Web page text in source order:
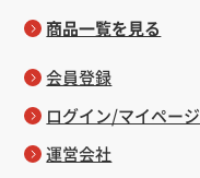
商品一覧を見る
会員登録
ログイン/マイページ
運営会社